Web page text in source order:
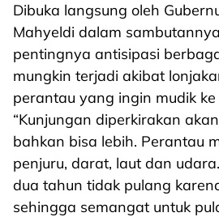
Dibuka langsung oleh
Mahyeldi dalam
pentingnya antisipasi
mungkin terjadi akibat
perantau yang ingin mudik
“Kunjungan diperkirakan
bahkan bisa lebih. Perantau
penjuru, darat, laut dan
dua tahun tidak pulang
sehingga semangat untuk